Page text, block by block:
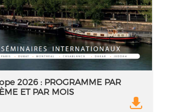
2026 : PROGRAMME PAR
ET PAR MOIS